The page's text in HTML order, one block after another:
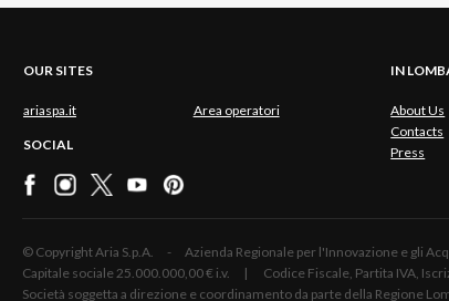
OUR SITES
ariaspa.it Area operatori
SOCIAL
IN
About Us
Contacts
Press
© Copyright Aria S.p.A. - Azienda Regionale per l'Innovazione e
Capitale sociale 25.000.000,00 € i.v. | Codice Fiscale, Partita IVA,
Società soggetta a direzione e coordinamento da parte della Regione